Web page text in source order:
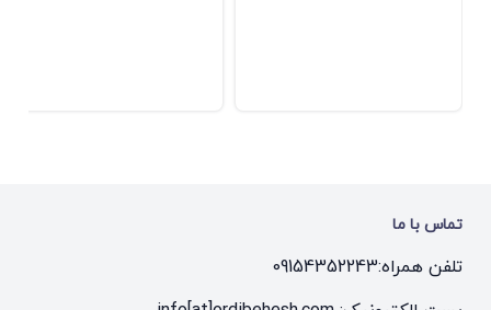
تماس با ما
تلفن همراه:09154352243